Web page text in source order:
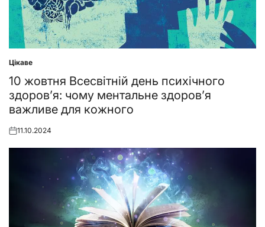
Posted
in
Цікаве
10 жовтня Всесвітній день психічного
здоров’я: чому ментальне здоров’я
важливе для кожного
Posted
11.10.2024